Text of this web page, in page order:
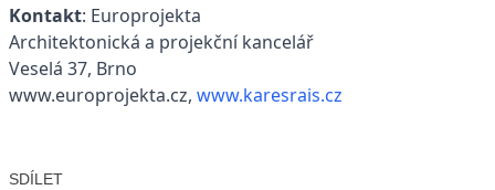
Kontakt: Europrojekta
Architektonická a projekční kancelář
Veselá 37, Brno
www.europrojekta.cz, www.karesrais.cz
SDÍLET